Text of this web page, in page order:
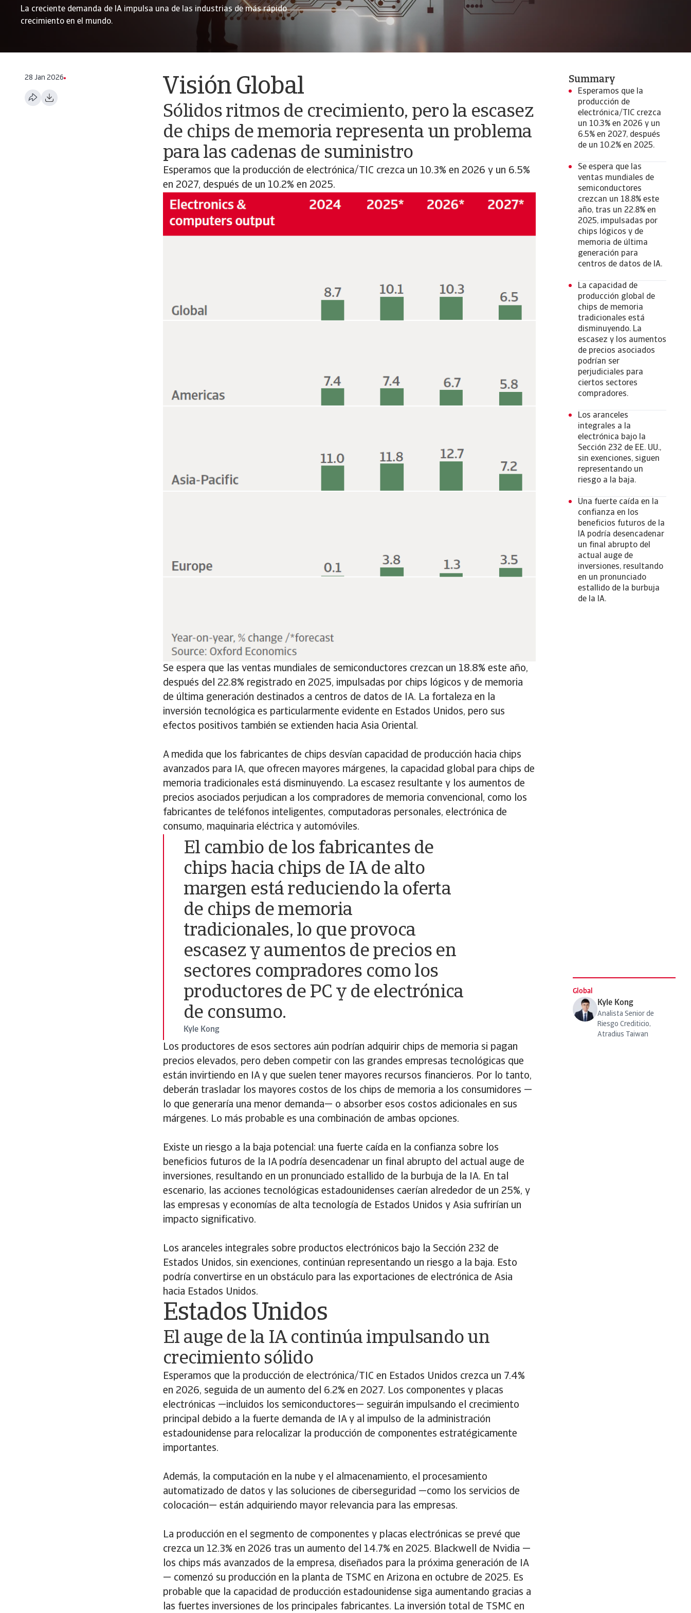
La creciente demanda de IA impulsa una de las industrias de más rápido
crecimiento en el mundo.
28 Jan 2026 Visión Global
Sólidos ritmos de crecimiento, pero la escasez
de chips de memoria representa un problema
para las cadenas de suministro
Esperamos que la producción de electrónica/TIC crezca un 10.3% en 2026 y un 6.5%
en 2027, después de un 10.2% en 2025.
Se espera que las ventas mundiales de semiconductores crezcan un 18.8% este año,
después del 22.8% registrado en 2025, impulsadas por chips lógicos y de memoria
de última generación destinados a centros de datos de IA. La fortaleza en la
inversión tecnológica es particularmente evidente en Estados Unidos, pero sus
efectos positivos también se extienden hacia Asia Oriental.
A medida que los fabricantes de chips desvían capacidad de producción hacia chips
avanzados para IA, que ofrecen mayores márgenes, la capacidad global para chips de
memoria tradicionales está disminuyendo. La escasez resultante y los aumentos de
precios asociados perjudican a los compradores de memoria convencional, como los
fabricantes de teléfonos inteligentes, computadoras personales, electrónica de
consumo, maquinaria eléctrica y automóviles.
El cambio de los fabricantes de
chips hacia chips de IA de alto
margen está reduciendo la oferta
de chips de memoria
tradicionales, lo que provoca
escasez y aumentos de precios en
sectores compradores como los
productores de PC y de electrónica
de consumo.
Kyle Kong
Global
Kyle Kong
Analista Senior de
Riesgo Crediticio,
Atradius Taiwan
Los productores de esos sectores aún podrían adquirir chips de memoria si pagan
precios elevados, pero deben competir con las grandes empresas tecnológicas que
están invirtiendo en IA y que suelen tener mayores recursos financieros. Por lo tanto,
deberán trasladar los mayores costos de los chips de memoria a los consumidores —
lo que generaría una menor demanda— o absorber esos costos adicionales en sus
márgenes. Lo más probable es una combinación de ambas opciones.
Existe un riesgo a la baja potencial: una fuerte caída en la confianza sobre los
beneficios futuros de la IA podría desencadenar un final abrupto del actual auge de
inversiones, resultando en un pronunciado estallido de la burbuja de la IA. En tal
escenario, las acciones tecnológicas estadounidenses caerían alrededor de un 25%, y
las empresas y economías de alta tecnología de Estados Unidos y Asia sufrirían un
impacto significativo.
Los aranceles integrales sobre productos electrónicos bajo la Sección 232 de
Estados Unidos, sin exenciones, continúan representando un riesgo a la baja. Esto
podría convertirse en un obstáculo para las exportaciones de electrónica de Asia
hacia Estados Unidos.
Estados Unidos
El auge de la IA continúa impulsando un
crecimiento sólido
Esperamos que la producción de electrónica/TIC en Estados Unidos crezca un 7.4%
en 2026, seguida de un aumento del 6.2% en 2027. Los componentes y placas
electrónicas —incluidos los semiconductores— seguirán impulsando el crecimiento
principal debido a la fuerte demanda de IA y al impulso de la administración
estadounidense para relocalizar la producción de componentes estratégicamente
importantes.
Además, la computación en la nube y el almacenamiento, el procesamiento
automatizado de datos y las soluciones de ciberseguridad —como los servicios de
colocación— están adquiriendo mayor relevancia para las empresas.
La producción en el segmento de componentes y placas electrónicas se prevé que
crezca un 12.3% en 2026 tras un aumento del 14.7% en 2025. Blackwell de Nvidia —
los chips más avanzados de la empresa, diseñados para la próxima generación de IA
— comenzó su producción en la planta de TSMC en Arizona en octubre de 2025. Es
probable que la capacidad de producción estadounidense siga aumentando gracias a
las fuertes inversiones de los principales fabricantes. La inversión total de TSMC en
Summary
Esperamos que la
producción de
electrónica/TIC crezca
un 10.3% en 2026 y un
6.5% en 2027, después
de un 10.2% en 2025.
Se espera que las
ventas mundiales de
semiconductores
crezcan un 18.8% este
año, tras un 22.8% en
2025, impulsadas por
chips lógicos y de
memoria de última
generación para
centros de datos de IA.
La capacidad de
producción global de
chips de memoria
tradicionales está
disminuyendo. La
escasez y los aumentos
de precios asociados
podrían ser
perjudiciales para
ciertos sectores
compradores.
Los aranceles
integrales a la
electrónica bajo la
Sección 232 de EE. UU.,
sin exenciones, siguen
representando un
riesgo a la baja.
Una fuerte caída en la
confianza en los
beneficios futuros de la
IA podría desencadenar
un final abrupto del
actual auge de
inversiones, resultando
en un pronunciado
estallido de la burbuja
de la IA.